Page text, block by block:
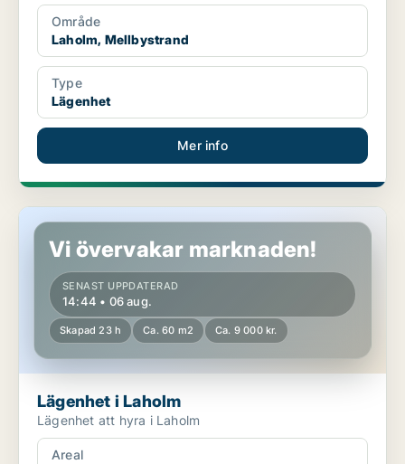
Område
Laholm, Mellbystrand
Type
Lägenhet
Mer info
Lägenhet i Laholm
Vi övervakar marknaden!
SENAST UPPDATERAD
14:44 • 06 aug.
Skapad 23 h Ca. 60 m2 Ca. 9 000 kr.
Lägenhet i Laholm
Lägenhet att hyra i Laholm
Areal